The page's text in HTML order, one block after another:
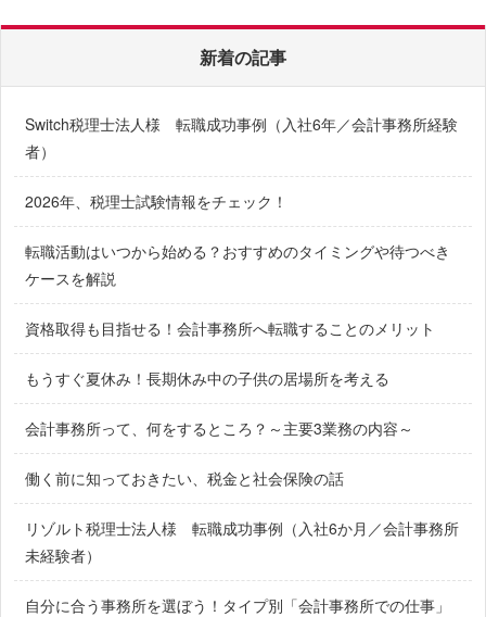
新着の記事
Switch税理士法人様 転職成功事例（入社6年／会計事務所経験
者）
2026年、税理士試験情報をチェック！
転職活動はいつから始める？おすすめのタイミングや待つべき
ケースを解説
資格取得も目指せる！会計事務所へ転職することのメリット
もうすぐ夏休み！長期休み中の子供の居場所を考える
会計事務所って、何をするところ？～主要3業務の内容～
働く前に知っておきたい、税金と社会保険の話
リゾルト税理士法人様 転職成功事例（入社6か月／会計事務所
未経験者）
自分に合う事務所を選ぼう！タイプ別「会計事務所での仕事」